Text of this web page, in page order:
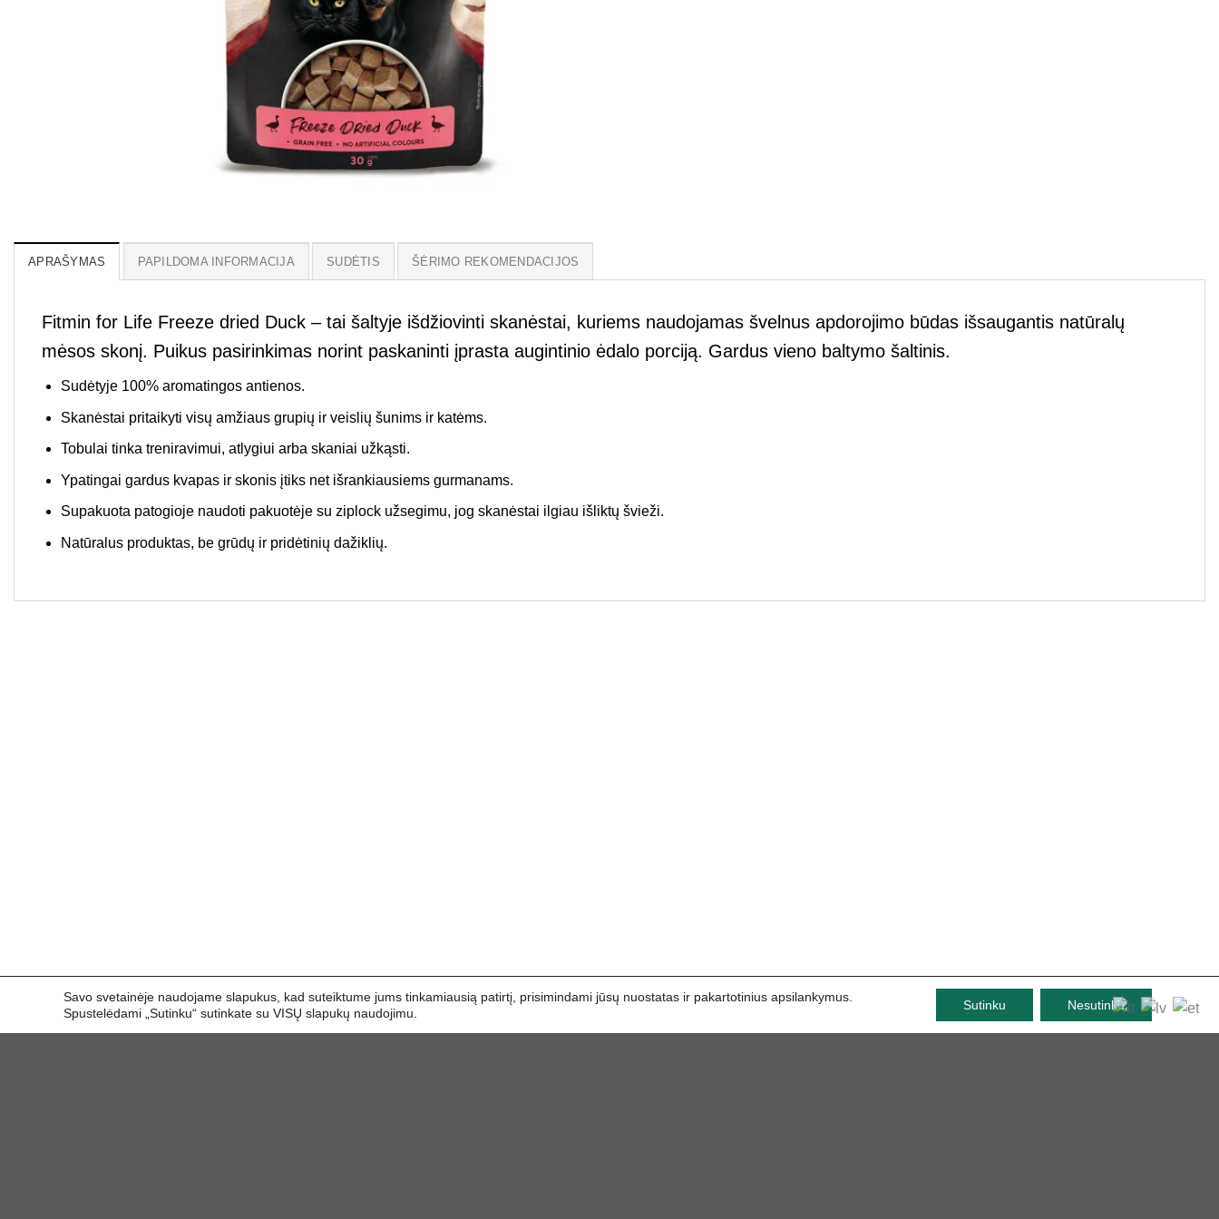
APRAŠYMAS PAPILDOMA INFORMACIJA SUDĖTIS ŠĖRIMO REKOMENDACIJOS
Fitmin for Life Freeze dried Duck – tai šaltyje išdžiovinti skanėstai, kuriems naudojamas švelnus apdorojimo būdas išsaugantis natūralų
mėsos skonį. Puikus pasirinkimas norint paskaninti įprasta augintinio ėdalo porciją. Gardus vieno baltymo šaltinis.
Sudėtyje 100% aromatingos antienos.
Skanėstai pritaikyti visų amžiaus grupių ir veislių šunims ir katėms.
Tobulai tinka treniravimui, atlygiui arba skaniai užkąsti.
Ypatingai gardus kvapas ir skonis įtiks net išrankiausiems gurmanams.
Supakuota patogioje naudoti pakuotėje su ziplock užsegimu, jog skanėstai ilgiau išliktų švieži.
Natūralus produktas, be grūdų ir pridėtinių dažiklių.
Savo svetainėje naudojame slapukus, kad suteiktume jums tinkamiausią patirtį, prisimindami jūsų nuostatas ir pakartotinius apsilankymus.
Spustelėdami „Sutinku“ sutinkate su VISŲ slapukų naudojimu.
Sutinku Nesutinku